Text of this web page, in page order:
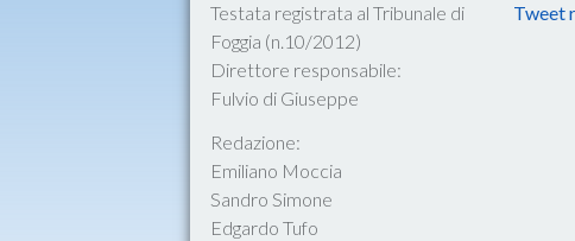
Testata registrata al Tribunale di
Foggia (n.10/2012)
Direttore responsabile:
Fulvio di Giuseppe
Redazione:
Emiliano Moccia
Sandro Simone
Edgardo Tufo
Tweet